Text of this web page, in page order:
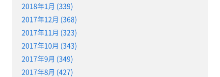
2018年1月 (339)
2017年12月 (368)
2017年11月 (323)
2017年10月 (343)
2017年9月 (349)
2017年8月 (427)